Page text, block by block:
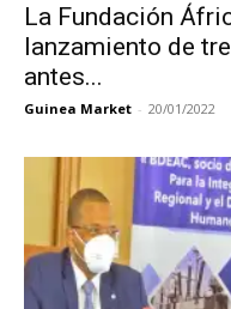
La Fundación
lanzamiento de
antes...
Guinea Market - 20/01/2022